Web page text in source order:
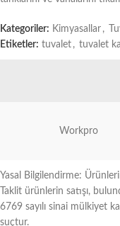
Kategoriler: Kimyasallar ,
Etiketler: tuvalet , tuvalet
Workpro
Yasal Bilgilendirme:
Taklit ürünlerin satışı,
6769 sayılı sinai mülkiyet
suçtur.